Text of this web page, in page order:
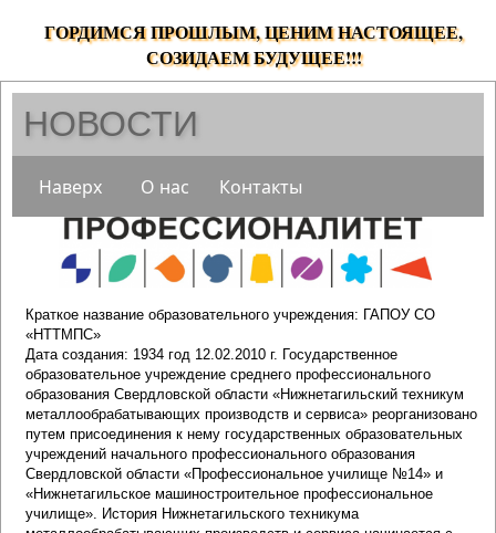
ГОРДИМСЯ ПРОШЛЫМ, ЦЕНИМ НАСТОЯЩЕЕ,
СОЗИДАЕМ БУДУЩЕЕ!!!